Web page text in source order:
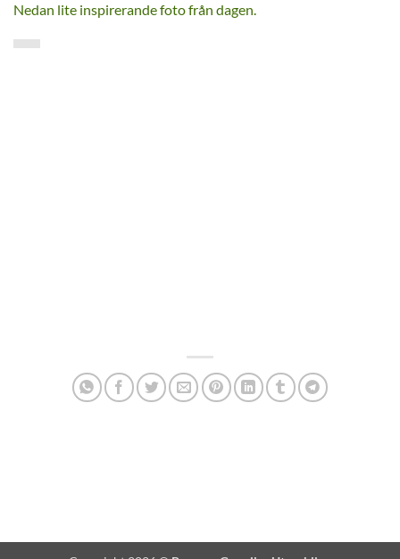
Nedan lite inspirerande foto från dagen.